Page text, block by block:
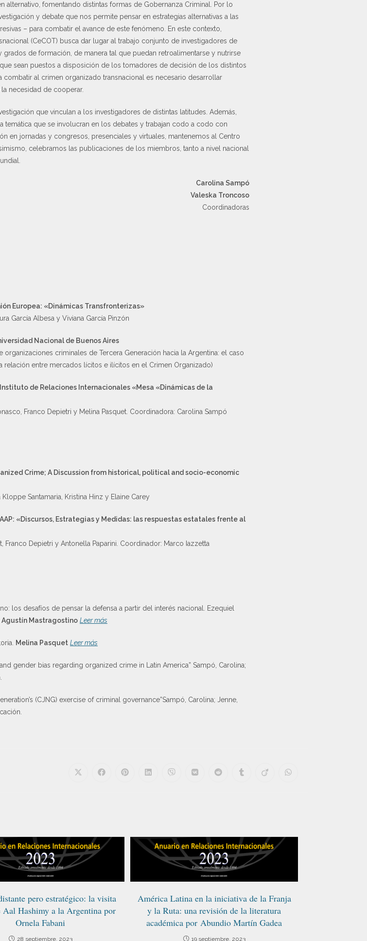
alternativo, fomentando distintas formas de Gobernanza Criminal. Por lo
y debate que nos permite pensar en estrategias alternativas a las
– para combatir el avance de este fenómeno. En este contexto,
(CeCOT) busca dar lugar al trabajo conjunto de investigadores de
de formación, de manera tal que puedan retroalimentarse y nutrirse
sean puestos a disposición de los tomadores de decisión de los distintos
combatir al crimen organizado transnacional es necesario desarrollar
necesidad de cooperar.
que vinculan a los investigadores de distintas latitudes. Además,
temática que se involucran en los debates y trabajan codo a codo con
en jornadas y congresos, presenciales y virtuales, mantenemos al Centro
celebramos las publicaciones de los miembros, tanto a nivel nacional
Carolina Sampó
Valeska Troncoso
Coordinadoras
Europea: «Dinámicas Transfronterizas»
García Albesa y Viviana García Pinzón
Nacional de Buenos Aires
criminales de Tercera Generación hacia la Argentina: el caso
relación entre mercados lícitos e ilícitos en el Crimen Organizado)
de Relaciones Internacionales «Mesa «Dinámicas de la
Franco Depietri y Melina Pasquet. Coordinadora: Carolina Sampó
Crime; A Discussion from historical, political and socio-economic
Santamaria, Kristina Hinz y Elaine Carey
«Discursos, Estrategias y Medidas: las respuestas estatales frente al
Franco Depietri y Antonella Paparini. Coordinador: Marco Iazzetta
los desafíos de pensar la defensa a partir del interés nacional. Ezequiel
Agustín Mastragostino Leer más
Melina Pasquet Leer más
gender bias regarding organized crime in Latin America” Sampó, Carolina;
(CJNG) exercise of criminal governance”Sampó, Carolina; Jenne,
pero estratégico: la visita
Aal Hashimy a la Argentina por
Ornela Fabani
28 septiembre, 2023
América Latina en la iniciativa de la Franja
y la Ruta: una revisión de la literatura
académica por Abundio Martín Gadea
19 septiembre, 2023